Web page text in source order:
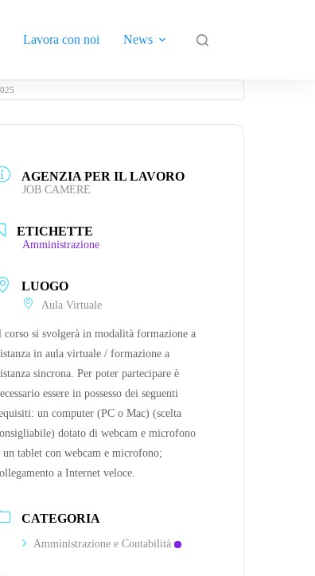
Lavora con noi News
AGENZIA PER IL LAVORO
JOB CAMERE
ETICHETTE
Amministrazione
LUOGO
Aula Virtuale
corso si svolgerà in modalità formazione a
in aula virtuale / formazione a
sincrona. Per poter partecipare è
essere in possesso dei seguenti
un computer (PC o Mac) (scelta
dotato di webcam e microfono
un tablet con webcam e microfono;
a Internet veloce.
CATEGORIA
Amministrazione e Contabilità